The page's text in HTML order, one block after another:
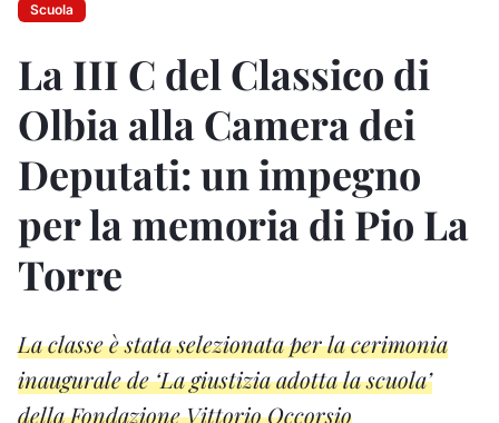
Scuola
La III C del Classico di
Olbia alla Camera dei
Deputati: un impegno
per la memoria di Pio La
Torre
La classe è stata selezionata per la cerimonia
inaugurale de ‘La giustizia adotta la scuola’
della Fondazione Vittorio Occorsio